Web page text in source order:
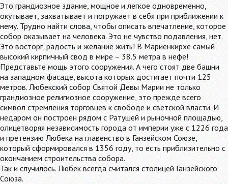
Это грандиозное здание, мощное и легкое одновременно,
окутывает, захватывает и погружает в себя при приближении к
нему. Трудно найти слова, чтобы описать впечатление, которое
собор оказывает на человека. Это не чувство подавления, нет.
Это восторг, радость и желание жить! В Мариенкирхе самый
высокий кирпичный свод в мире – 38.5 метра в нефе!
Представьте мощь этого сооружения. А чего стоят две башни
на западном фасаде, высота которых достигает почти 125
метров. Любекский собор Святой Девы Марии не только
грандиозное религиозное сооружение, это прежде всего
символ стремления торговцев к свободе и светской власти. И
недаром он построен рядом с Ратушей и рыночной площадью,
олицетворяя независимость города от империи уже с 1226 года
и претензию Любека на главенство в Ганзейском Союзе,
который сформировался в 1356 году, то есть приблизительно с
окончанием строительства собора.
Так и случилось. Любек всегда считался столицей Ганзейского
Союза.